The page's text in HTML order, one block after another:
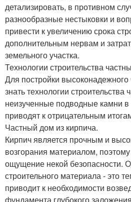
детализировать, в противном
разнообразные нестыковки и
привести к увеличению срока
дополнительным нервам и
земельного участка.
Технологии строительства
Для постройки
знать технологии
неизученные подводные камни
приводят к отрицательным
Частный дом из кирпича.
Кирпич является прочным и
возгорания материалом,
ощущение некой безопасности.
строительного материала - это
приводит к необходимости
фундамента глубокого